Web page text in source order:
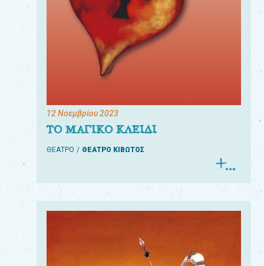
12 Νοεμβρίου 2023
ΤΟ ΜΑΓΙΚΟ ΚΛΕΙΔΙ
ΘΕΑΤΡΟ ΘΕΑΤΡΟ ΚΙΒΩΤΟΣ